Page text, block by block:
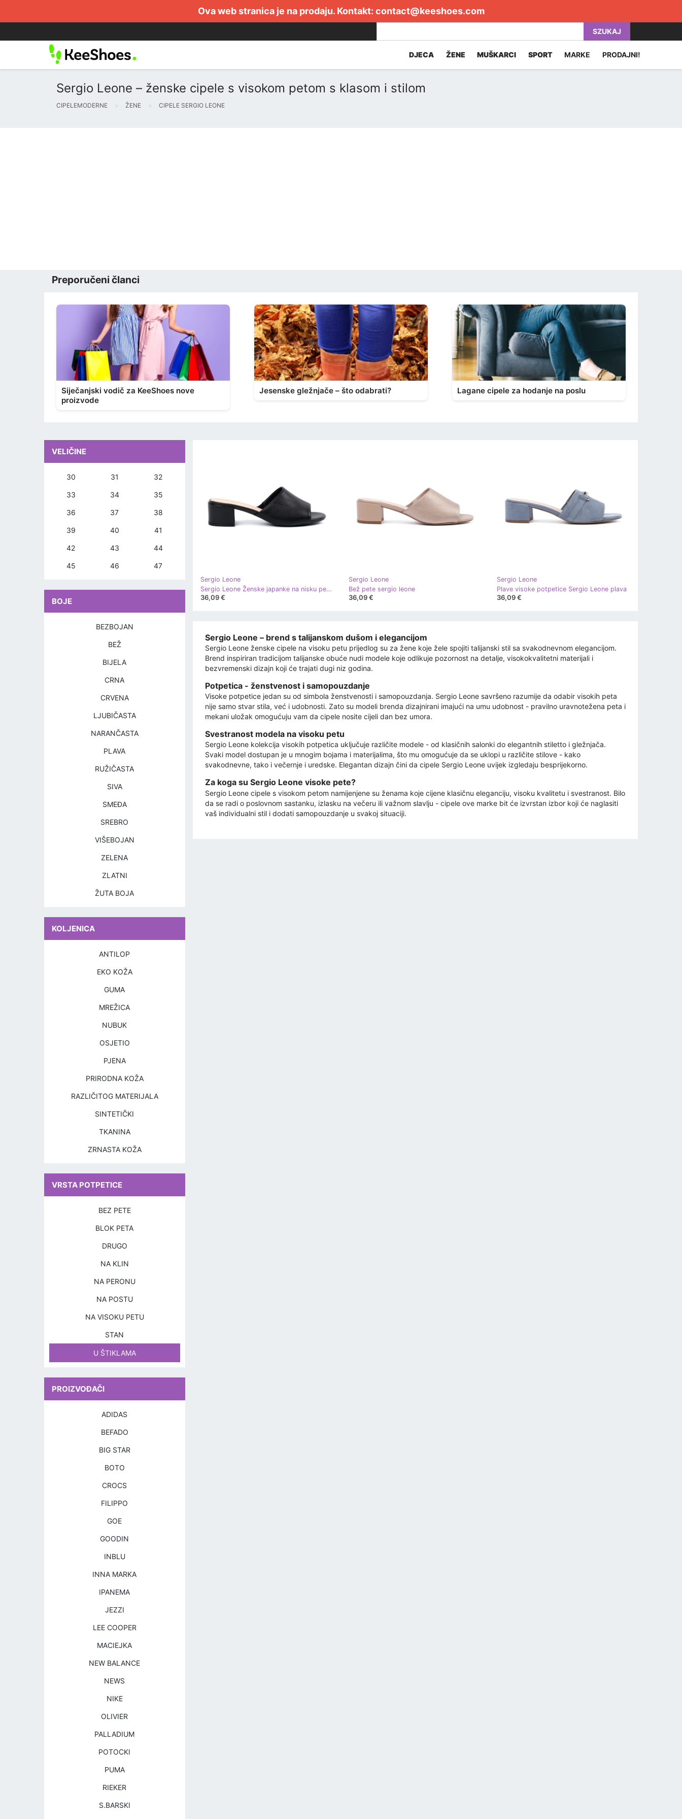
Ova web stranica je na prodaju. Kontakt: contact@keeshoes.com
SZUKAJ
DJECA ŽENE MUŠKARCI SPORT MARKE PRODAJNI!
Sergio Leone – ženske cipele s visokom petom s klasom i stilom
CIPELEMODERNE ŽENE CIPELE SERGIO LEONE
Preporučeni članci
Siječanjski vodič za KeeShoes nove
proizvode
Jesenske gležnjače – što odabrati? Lagane cipele za hodanje na poslu
Sergio Leone
Sergio Leone Ženske japanke na nisku petu crna
36,09 €
Sergio Leone
Bež pete sergio leone
36,09 €
Sergio Leone
Plave visoke potpetice Sergio Leone plava
36,09 €
Sergio Leone – brend s talijanskom dušom i elegancijom
Sergio Leone ženske cipele na visoku petu prijedlog su za žene koje žele spojiti talijanski stil sa svakodnevnom elegancijom.
Brend inspiriran tradicijom talijanske obuće nudi modele koje odlikuje pozornost na detalje, visokokvalitetni materijali i
bezvremenski dizajn koji će trajati dugi niz godina.
Potpetica - ženstvenost i samopouzdanje
Visoke potpetice jedan su od simbola ženstvenosti i samopouzdanja. Sergio Leone savršeno razumije da odabir visokih peta
nije samo stvar stila, već i udobnosti. Zato su modeli brenda dizajnirani imajući na umu udobnost - pravilno uravnotežena peta i
mekani uložak omogućuju vam da cipele nosite cijeli dan bez umora.
Svestranost modela na visoku petu
Sergio Leone kolekcija visokih potpetica uključuje različite modele - od klasičnih salonki do elegantnih stiletto i gležnjača.
Svaki model dostupan je u mnogim bojama i materijalima, što mu omogućuje da se uklopi u različite stilove - kako
svakodnevne, tako i večernje i uredske. Elegantan dizajn čini da cipele Sergio Leone uvijek izgledaju besprijekorno.
Za koga su Sergio Leone visoke pete?
Sergio Leone cipele s visokom petom namijenjene su ženama koje cijene klasičnu eleganciju, visoku kvalitetu i svestranost. Bilo
da se radi o poslovnom sastanku, izlasku na večeru ili važnom slavlju - cipele ove marke bit će izvrstan izbor koji će naglasiti
vaš individualni stil i dodati samopouzdanje u svakoj situaciji.
VELIČINE
30 31 32
33 34 35
36 37 38
39 40 41
42 43 44
45 46 47
BOJE
BEZBOJAN
BEŽ
BIJELA
CRNA
CRVENA
LJUBIČASTA
NARANČASTA
PLAVA
RUŽIČASTA
SIVA
SMEĐA
SREBRO
VIŠEBOJAN
ZELENA
ZLATNI
ŽUTA BOJA
KOLJENICA
ANTILOP
EKO KOŽA
GUMA
MREŽICA
NUBUK
OSJETIO
PJENA
PRIRODNA KOŽA
RAZLIČITOG MATERIJALA
SINTETIČKI
TKANINA
ZRNASTA KOŽA
VRSTA POTPETICE
BEZ PETE
BLOK PETA
DRUGO
NA KLIN
NA PERONU
NA POSTU
NA VISOKU PETU
STAN
U ŠTIKLAMA
PROIZVOĐAČI
ADIDAS
BEFADO
BIG STAR
BOTO
CROCS
FILIPPO
GOE
GOODIN
INBLU
INNA MARKA
IPANEMA
JEZZI
LEE COOPER
MACIEJKA
NEW BALANCE
NEWS
NIKE
OLIVIER
PALLADIUM
POTOCKI
PUMA
RIEKER
S.BARSKI